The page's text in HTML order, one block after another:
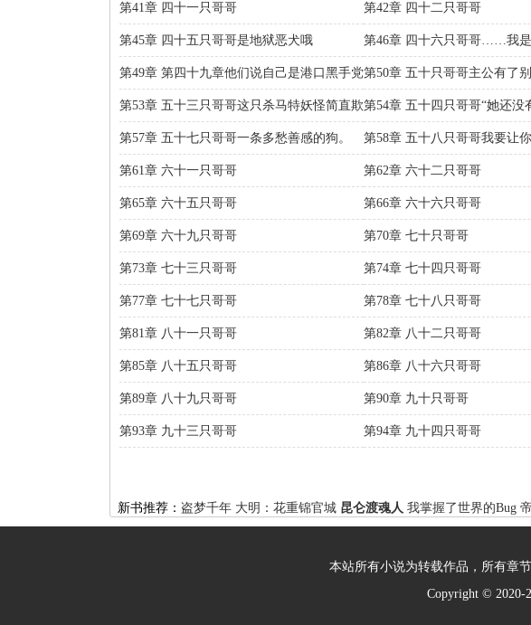
第41章 四十一只哥哥 第42章 四十二只哥哥
第45章 四十五只哥哥是地狱恶犬哦 第46章 四十六只哥哥……我
第49章 第四十九章他们说自己是港口黑手党
的……
第50章 五十只哥哥主公有了
第53章 五十三只哥哥这只杀马特妖怪简直欺
人……
第54章 五十四只哥哥“她还没
你……
第57章 五十七只哥哥一条多愁善感的狗。 第58章 五十八只哥哥我要让
品……
第61章 六十一只哥哥 第62章 六十二只哥哥
第65章 六十五只哥哥 第66章 六十六只哥哥
第69章 六十九只哥哥 第70章 七十只哥哥
第73章 七十三只哥哥 第74章 七十四只哥哥
第77章 七十七只哥哥 第78章 七十八只哥哥
第81章 八十一只哥哥 第82章 八十二只哥哥
第85章 八十五只哥哥 第86章 八十六只哥哥
第89章 八十九只哥哥 第90章 九十只哥哥
第93章 九十三只哥哥 第94章 九十四只哥哥
新书推荐： 盗梦千年 大明：花重锦官城 昆仑渡魂人 我掌握了世界的Bug
本站所有小说为转载作品，所有章
Copyright © 2020-